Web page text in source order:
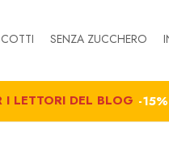
SENZA ZUCCHERO
I LETTORI DEL BLOG -